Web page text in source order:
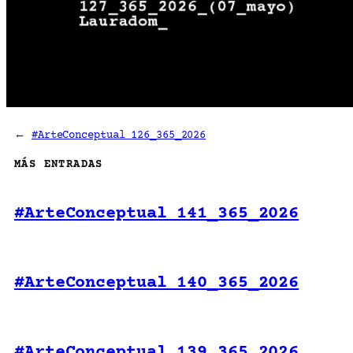
← #ArteConceptual 126_365_2026
MÁS ENTRADAS
#ArteConceptual 141_365_2026
#ArteConceptual 140_365_2026